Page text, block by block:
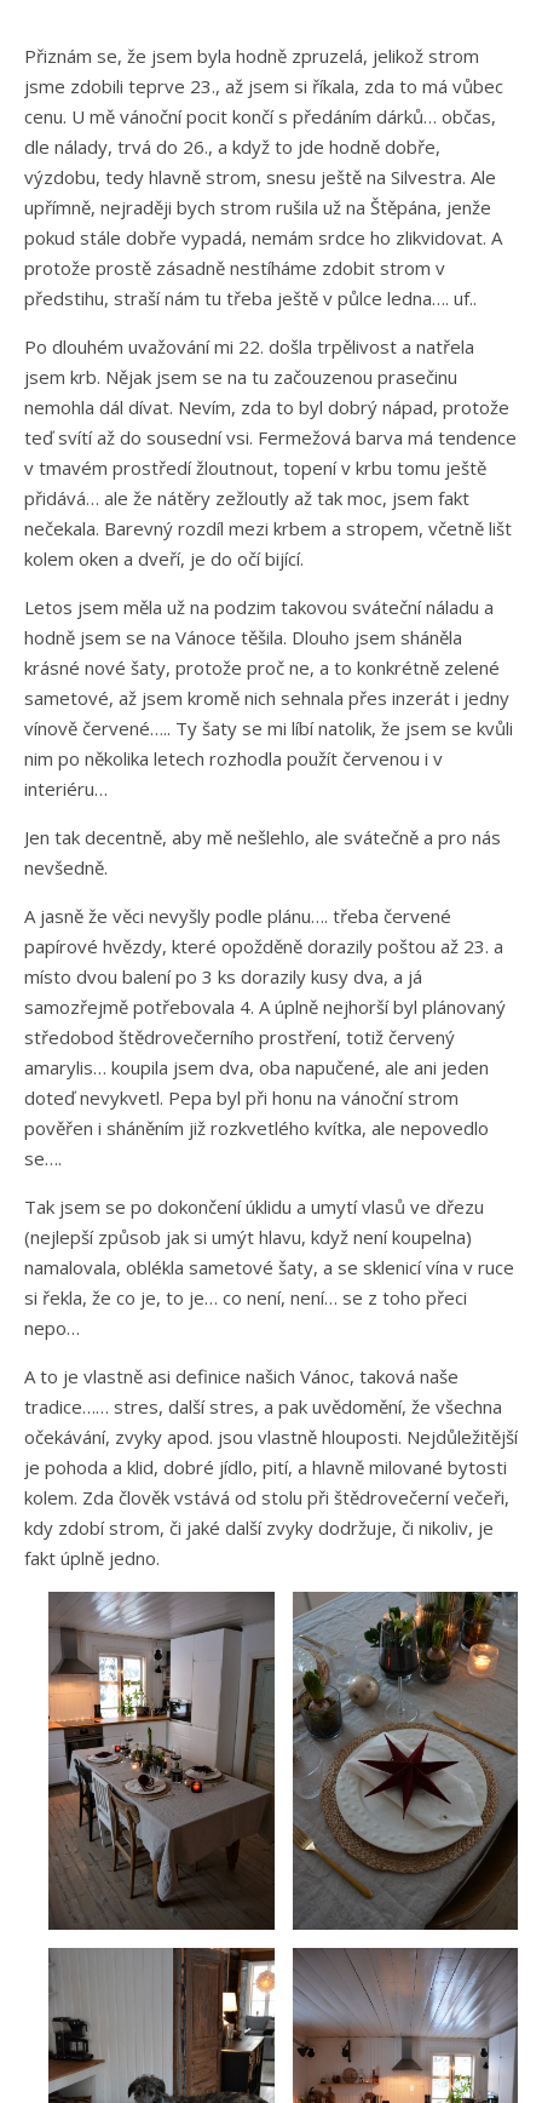
Přiznám se, že jsem byla hodně zpruzelá, jelikož strom
jsme zdobili teprve 23., až jsem si říkala, zda to má vůbec
cenu. U mě vánoční pocit končí s předáním dárků… občas,
dle nálady, trvá do 26., a když to jde hodně dobře,
výzdobu, tedy hlavně strom, snesu ještě na Silvestra. Ale
upřímně, nejraději bych strom rušila už na Štěpána, jenže
pokud stále dobře vypadá, nemám srdce ho zlikvidovat. A
protože prostě zásadně nestíháme zdobit strom v
předstihu, straší nám tu třeba ještě v půlce ledna…. uf..
Po dlouhém uvažování mi 22. došla trpělivost a natřela
jsem krb. Nějak jsem se na tu začouzenou prasečinu
nemohla dál dívat. Nevím, zda to byl dobrý nápad, protože
teď svítí až do sousední vsi. Fermežová barva má tendence
v tmavém prostředí žloutnout, topení v krbu tomu ještě
přidává… ale že nátěry zežloutly až tak moc, jsem fakt
nečekala. Barevný rozdíl mezi krbem a stropem, včetně lišt
kolem oken a dveří, je do očí bijící.
Letos jsem měla už na podzim takovou sváteční náladu a
hodně jsem se na Vánoce těšila. Dlouho jsem sháněla
krásné nové šaty, protože proč ne, a to konkrétně zelené
sametové, až jsem kromě nich sehnala přes inzerát i jedny
vínově červené….. Ty šaty se mi líbí natolik, že jsem se kvůli
nim po několika letech rozhodla použít červenou i v
interiéru…
Jen tak decentně, aby mě nešlehlo, ale svátečně a pro nás
nevšedně.
A jasně že věci nevyšly podle plánu…. třeba červené
papírové hvězdy, které opožděně dorazily poštou až 23. a
místo dvou balení po 3 ks dorazily kusy dva, a já
samozřejmě potřebovala 4. A úplně nejhorší byl plánovaný
středobod štědrovečerního prostření, totiž červený
amarylis… koupila jsem dva, oba napučené, ale ani jeden
doteď nevykvetl. Pepa byl při honu na vánoční strom
pověřen i sháněním již rozkvetlého kvítka, ale nepovedlo
se….
Tak jsem se po dokončení úklidu a umytí vlasů ve dřezu
(nejlepší způsob jak si umýt hlavu, když není koupelna)
namalovala, oblékla sametové šaty, a se sklenicí vína v ruce
si řekla, že co je, to je… co není, není… se z toho přeci
nepo…
A to je vlastně asi definice našich Vánoc, taková naše
tradice…… stres, další stres, a pak uvědomění, že všechna
očekávání, zvyky apod. jsou vlastně hlouposti. Nejdůležitější
je pohoda a klid, dobré jídlo, pití, a hlavně milované bytosti
kolem. Zda člověk vstává od stolu při štědrovečerní večeři,
kdy zdobí strom, či jaké další zvyky dodržuje, či nikoliv, je
fakt úplně jedno.